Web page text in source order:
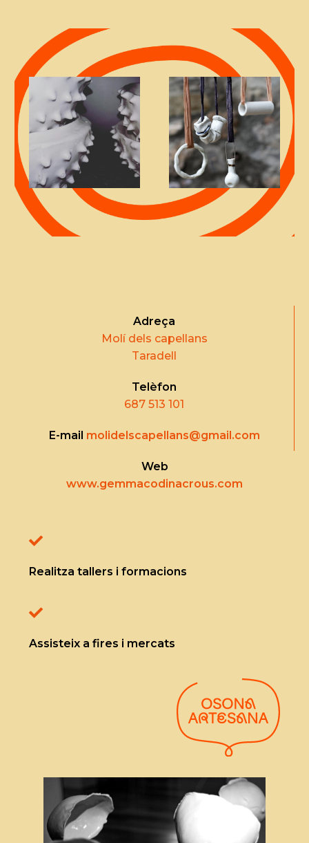
Adreça
Molí dels capellans
Taradell
Telèfon
687 513 101
E-mail molidelscapellans@gmail.com
Web
www.gemmacodinacrous.com
Realitza tallers i formacions
Assisteix a fires i mercats